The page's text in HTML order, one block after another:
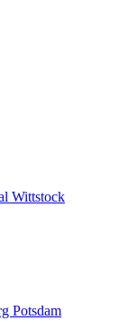
Wittstock
Potsdam